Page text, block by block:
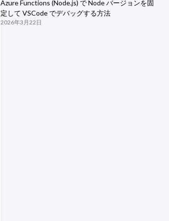
Azure Functions (Node.js) で Node バージョンを固
定して VSCode でデバッグする方法
2026年3月22日